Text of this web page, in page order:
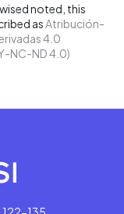
noted, this
asAtribución-
4.0
NC-ND 4.0)